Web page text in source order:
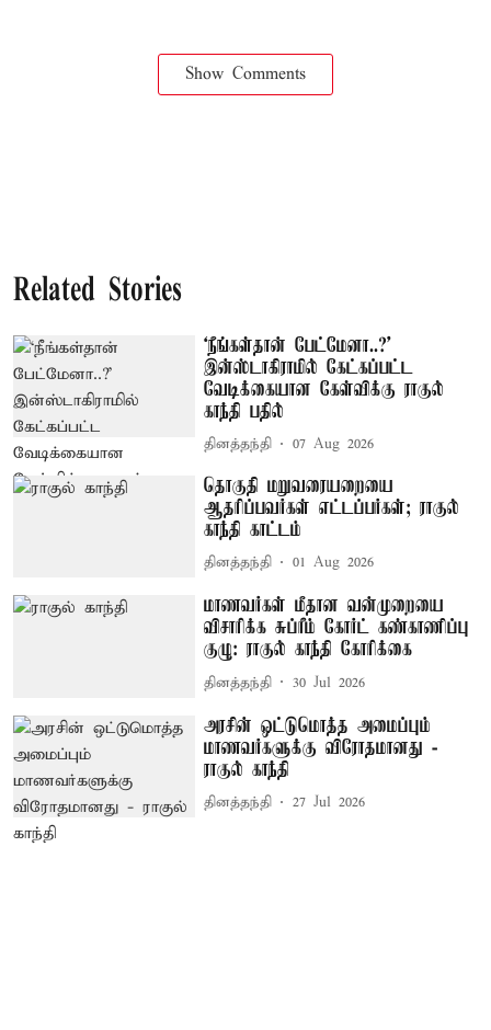
Show Comments
Related Stories
‘நீங்கள்தான் பேட்மேனா..?’
இன்ஸ்டாகிராமில் கேட்கப்பட்ட
வேடிக்கையான கேள்விக்கு ராகுல்
காந்தி பதில்
தினத்தந்தி 07 Aug 2026
தொகுதி மறுவரையறையை
ஆதரிப்பவர்கள் எட்டப்பர்கள்; ராகுல்
காந்தி காட்டம்
தினத்தந்தி 01 Aug 2026
மாணவர்கள் மீதான வன்முறையை
விசாரிக்க சுப்ரீம் கோர்ட் கண்காணிப்பு
குழு: ராகுல் காந்தி கோரிக்கை
தினத்தந்தி 30 Jul 2026
அரசின் ஒட்டுமொத்த அமைப்பும்
மாணவர்களுக்கு விரோதமானது -
ராகுல் காந்தி
தினத்தந்தி 27 Jul 2026